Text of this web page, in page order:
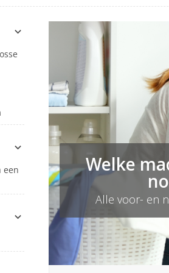
een
Welke
Alle voor- en